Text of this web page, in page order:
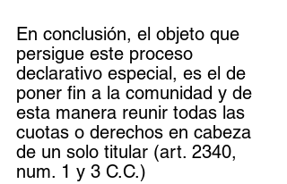
En conclusión, el objeto que
persigue este proceso
declarativo especial, es el de
poner fin a la comunidad y de
esta manera reunir todas las
cuotas o derechos en cabeza
de un solo titular (art. 2340,
num. 1 y 3 C.C.)